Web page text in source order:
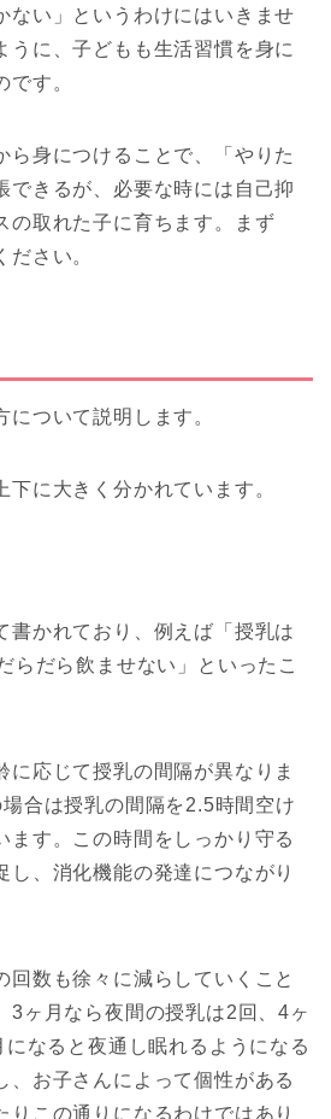
ない」というわけにはいきませ
うに、子どもも生活習慣を身に
す。
ら身につけることで、「やりた
できるが、必要な時には自己抑
の取れた子に育ちます。まず
ださい。
ついて説明します。
下に大きく分かれています。
書かれており、例えば「授乳は
らだら飲ませない」といったこ
に応じて授乳の間隔が異なりま
合は授乳の間隔を2.5時間空け
ます。この時間をしっかり守る
し、消化機能の発達につながり
回数も徐々に減らしていくこと
3ヶ月なら夜間の授乳は2回、4ヶ
なると夜通し眠れるようになる
、お子さんによって個性がある
りこの通りになるわけではあり